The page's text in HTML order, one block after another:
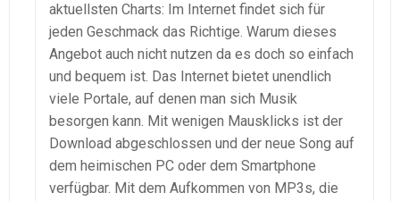
aktuellsten Charts: Im Internet findet sich für
jeden Geschmack das Richtige. Warum dieses
Angebot auch nicht nutzen da es doch so einfach
und bequem ist. Das Internet bietet unendlich
viele Portale, auf denen man sich Musik
besorgen kann. Mit wenigen Mausklicks ist der
Download abgeschlossen und der neue Song auf
dem heimischen PC oder dem Smartphone
verfügbar. Mit dem Aufkommen von MP3s, die